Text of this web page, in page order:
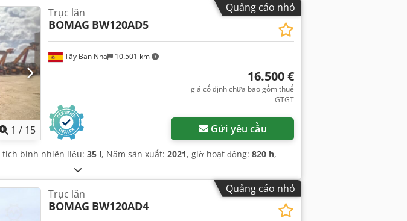
Quảng cáo nhỏ
1 / 15
Tây Ban Nha 10.501 km
Trục lăn
BOMAG BW120AD5
16.500 €
giá cố định chưa bao gồm thuế
GTGT
Gửi yêu cầu
tích bình nhiên liệu: 35 l, Năm sản xuất: 2021, giờ hoạt động: 820 h,
Quảng cáo nhỏ
Trục lăn
BOMAG BW120AD4